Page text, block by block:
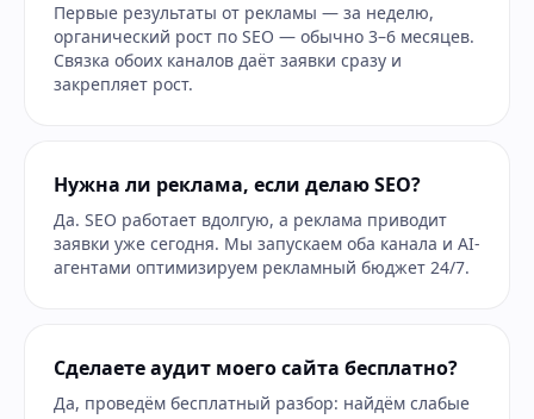
Первые результаты от рекламы — за неделю,
органический рост по SEO — обычно 3–6 месяцев.
Связка обоих каналов даёт заявки сразу и
закрепляет рост.
Нужна ли реклама, если делаю SEO?
Да. SEO работает вдолгую, а реклама приводит
заявки уже сегодня. Мы запускаем оба канала и AI-
агентами оптимизируем рекламный бюджет 24/7.
Сделаете аудит моего сайта бесплатно?
Да, проведём бесплатный разбор: найдём слабые